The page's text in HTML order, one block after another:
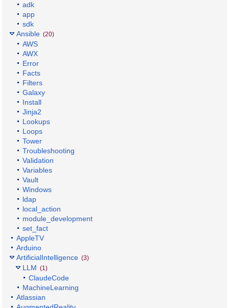
adk
app
sdk
Ansible (20)
AWS
AWX
Error
Facts
Filters
Galaxy
Install
Jinja2
Lookups
Loops
Tower
Troubleshooting
Validation
Variables
Vault
Windows
ldap
local_action
module_development
set_fact
AppleTV
Arduino
ArtificialIntelligence (3)
LLM (1)
ClaudeCode
MachineLearning
Atlassian